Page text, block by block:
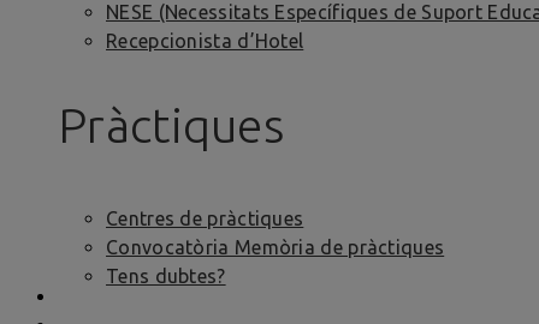
NESE (Necessitats Específiques de Suport
Recepcionista d’Hotel
Pràctiques
Centres de pràctiques
Convocatòria Memòria de pràctiques
Tens dubtes?